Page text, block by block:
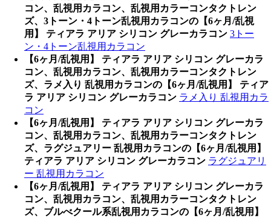
コン、乱視用カラコン、乱視用カラーコンタクトレン
ズ、3トーン・4トーン乱視用カラコンの【6ヶ月/乱視
用】 ティアラ アリア シリコン グレーカラコン 3トー
ン・4トーン乱視用カラコン
【6ヶ月/乱視用】 ティアラ アリア シリコン グレーカラ
コン、乱視用カラコン、乱視用カラーコンタクトレン
ズ、ラメ入り 乱視用カラコンの【6ヶ月/乱視用】 ティア
ラ アリア シリコン グレーカラコン ラメ入り 乱視用カラ
コン
【6ヶ月/乱視用】 ティアラ アリア シリコン グレーカラ
コン、乱視用カラコン、乱視用カラーコンタクトレン
ズ、ラグジュアリー 乱視用カラコンの【6ヶ月/乱視用】
ティアラ アリア シリコン グレーカラコン ラグジュアリ
ー 乱視用カラコン
【6ヶ月/乱視用】 ティアラ アリア シリコン グレーカラ
コン、乱視用カラコン、乱視用カラーコンタクトレン
ズ、ブルべクール系乱視用カラコンの【6ヶ月/乱視用】